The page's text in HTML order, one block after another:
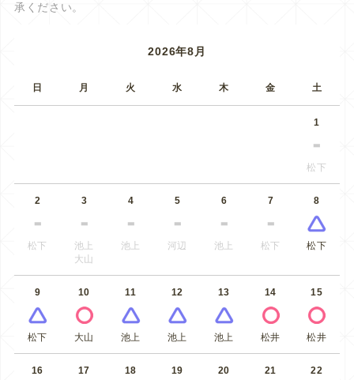
承ください。
2026年8月
日 月 火 水 木 金 土
1
松下
2
松下
3
池上
大山
4
池上
5
河辺
6
池上
7
松下
8
松下
9
松下
10
大山
11
池上
12
池上
13
池上
14
松井
15
松井
16 17 18 19 20 21 22